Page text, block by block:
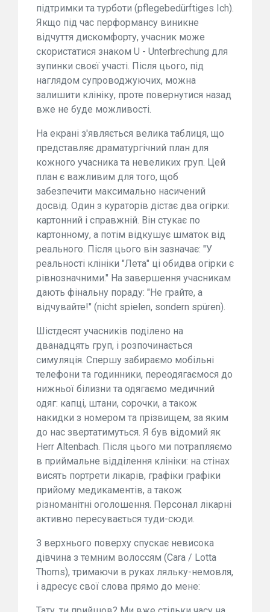
підтримки та турботи (pflegebedürftiges Ich).
Якщо під час перформансу виникне
відчуття дискомфорту, учасник може
скористатися знаком U - Unterbrechung для
зупинки своєї участі. Після цього, під
наглядом супроводжуючих, можна
залишити клініку, проте повернутися назад
вже не буде можливості.
На екрані з'являється велика таблиця, що
представляє драматургічний план для
кожного учасника та невеликих груп. Цей
план є важливим для того, щоб
забезпечити максимально насичений
досвід. Один з кураторів дістає два огірки:
картонний і справжній. Він стукає по
картонному, а потім відкушує шматок від
реального. Після цього він зазначає: "У
реальності клініки "Лета" ці обидва огірки є
рівнозначними." На завершення учасникам
дають фінальну пораду: "Не грайте, а
відчувайте!" (nicht spielen, sondern spüren).
Шістдесят учасників поділено на
дванадцять груп, і розпочинається
симуляція. Спершу забираємо мобільні
телефони та годинники, переодягаємося до
нижньої білизни та одягаємо медичний
одяг: капці, штани, сорочки, а також
накидки з номером та прізвищем, за яким
до нас звертатимуться. Я був відомий як
Herr Altenbach. Після цього ми потрапляємо
в приймальне відділення клініки: на стінах
висять портрети лікарів, графіки графіки
прийому медикаментів, а також
різноманітні оголошення. Персонал лікарні
активно пересувається туди-сюди.
З верхнього поверху спускає невисока
дівчина з темним волоссям (Cara / Lotta
Thoms), тримаючи в руках ляльку-немовля,
і адресує свої слова прямо до мене: